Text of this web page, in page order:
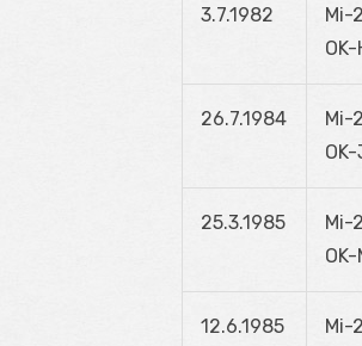
3.7.1982
Mi-2
OK-
26.7.1984
Mi-2
25.3.1985
Mi-2
OK-
12.6.1985
Mi-2